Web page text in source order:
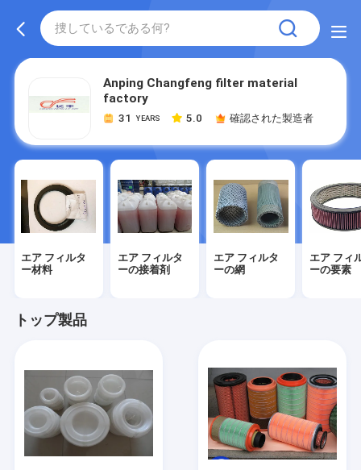
Anping Changfeng filter material
factory
31 YEARS 5.0 確認された製造者
エア フィルタ
ー材料
エア フィルタ
ーの接着剤
エア フィルタ
ーの網
エア フィ
ーの要素
トップ製品